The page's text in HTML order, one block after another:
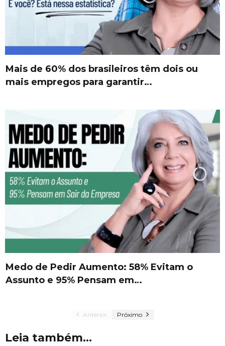
Mais de 60% dos brasileiros têm dois ou
mais empregos para garantir…
Medo de Pedir Aumento: 58% Evitam o
Assunto e 95% Pensam em…
Anterior Próximo
Leia também...